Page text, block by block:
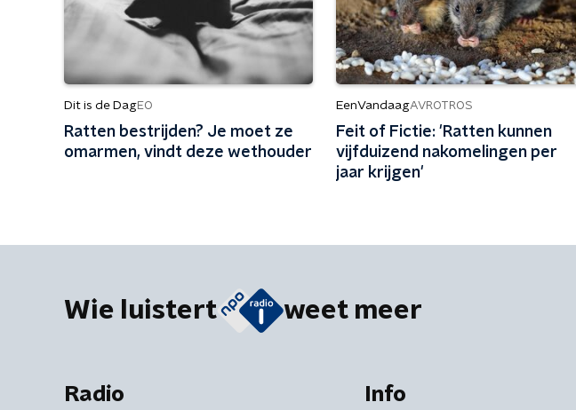
Dit is de DagEO
Ratten bestrijden? Je moet ze
omarmen, vindt deze wethouder
EenVandaagAVROTROS
Feit of Fictie: 'Ratten kunnen
vijfduizend nakomelingen per
jaar krijgen'
Wie luistert weet meer
Radio Info